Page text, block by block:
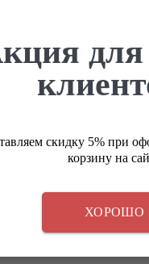
скидку 5% при
корзину на
ХОРОШО